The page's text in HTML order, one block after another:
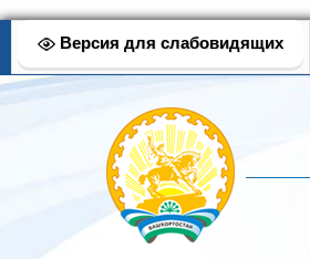
Версия для слабовидящих